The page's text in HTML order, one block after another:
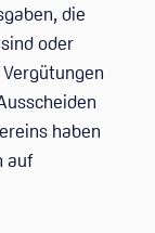
die
oder
haben
auf